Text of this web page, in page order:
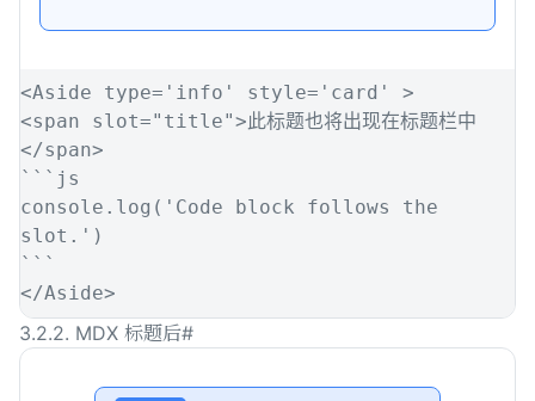
<Aside type= ' info ' style= ' card '
>
<span slot=" title">此标题也将出现在标题栏中
</span>
``` js
console . log ( ' Code block follows the
slot. ' )
```
</Aside>
3.2.2. MDX 标题后#